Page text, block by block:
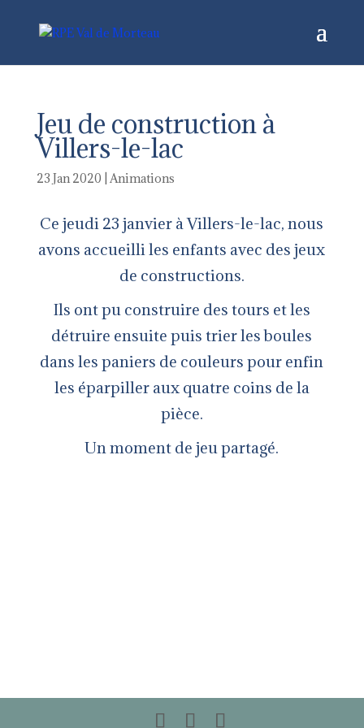
Jeu de construction à
Villers-le-lac
23 Jan 2020 Animations
Ce jeudi 23 janvier à Villers-le-lac, nous
avons accueilli les enfants avec des jeux
de constructions.
Ils ont pu construire des tours et les
détruire ensuite puis trier les boules
dans les paniers de couleurs pour enfin
les éparpiller aux quatre coins de la
pièce.
Un moment de jeu partagé.